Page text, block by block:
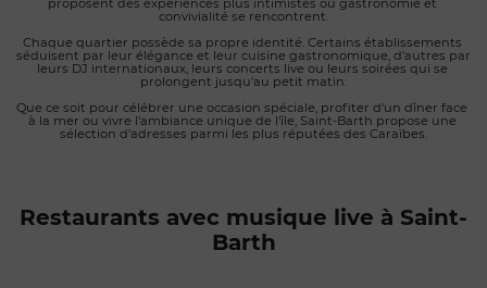
représente une part vivante de l'histoire de l'île et continue
d'accueillir chaque jour une clientèle locale et internationale
venue partager un moment dans l'une des adresses les plus
emblématiques de Gustavia.
proposent des expériences plus intimistes où gastronomie et
convivialité se rencontrent.
Chaque quartier possède sa propre identité. Certains établissements
séduisent par leur élégance et leur cuisine gastronomique, d'autres par
leurs DJ internationaux, leurs concerts live ou leurs soirées qui se
prolongent jusqu'au petit matin.
Que ce soit pour célébrer une occasion spéciale, profiter d'un dîner face
à la mer ou vivre l'ambiance unique de l'île, Saint-Barth propose une
sélection d'adresses parmi les plus réputées des Caraïbes.
Restaurants avec musique live à Saint-
Barth